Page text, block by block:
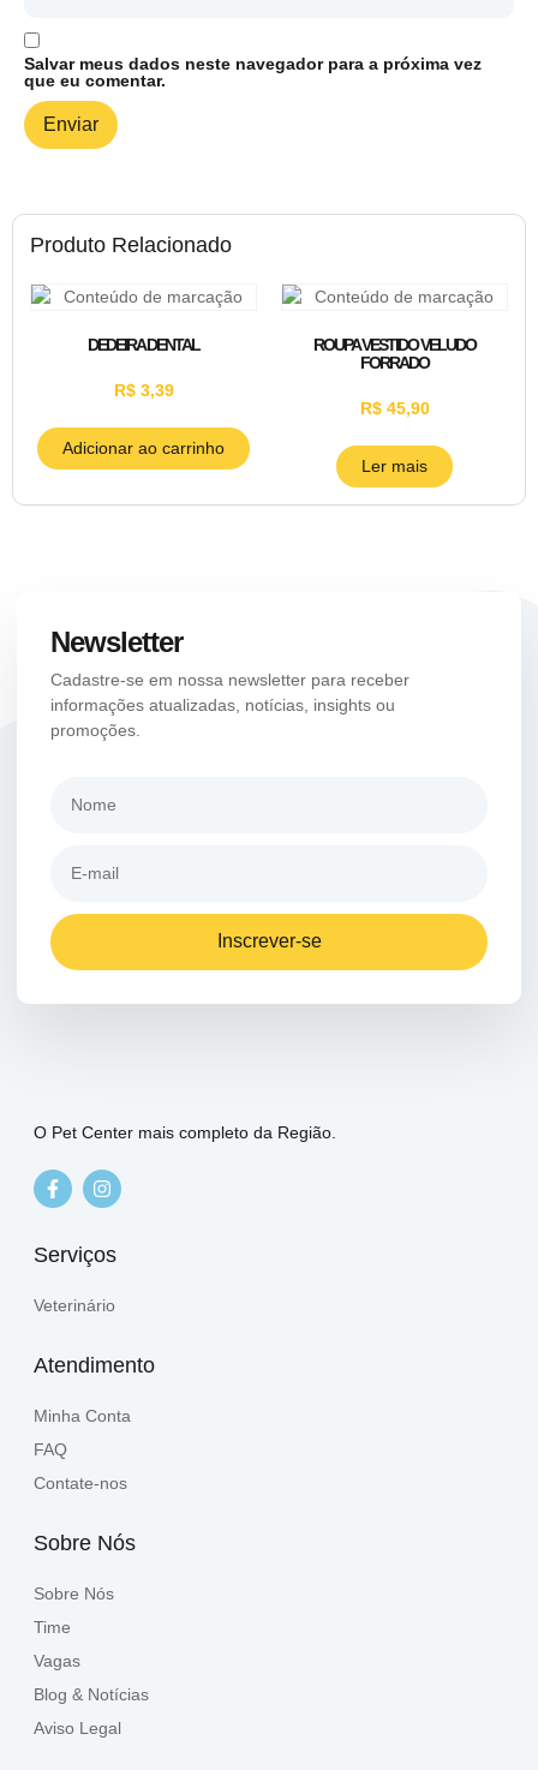
Produto Relacionado
DEDEIRA DENTAL
R$3,39
Adicionar ao carrinho
ROUPA VESTIDO VELUDO
FORRADO
R$45,90
Ler mais
Salvar meus dados neste navegador para a próxima vez
que eu comentar.
Newsletter
Cadastre-se em nossa newsletter para receber
informações atualizadas, notícias, insights ou
promoções.
Inscrever-se
O Pet Center mais completo da Região.
Serviços
Veterinário
Atendimento
Minha Conta
FAQ
Contate-nos
Sobre Nós
Sobre Nós
Time
Vagas
Blog & Notícias
Aviso Legal